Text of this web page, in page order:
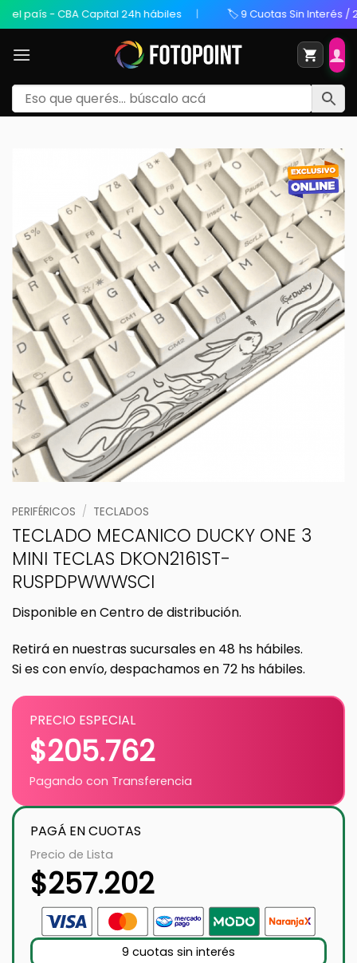
- CBA Capital 24h hábiles 🏷️ 9 Cuotas Sin Interés / 20%
PERIFÉRICOS / TECLADOS
TECLADO MECANICO DUCKY ONE 3
MINI TECLAS DKON2161ST-
RUSPDPWWWSCI
Disponible en Centro de distribución.
Retirá en nuestras sucursales en 48 hs hábiles.
Si es con envío, despachamos en 72 hs hábiles.
PRECIO ESPECIAL
$205.762
Pagando con Transferencia
PAGÁ EN CUOTAS
Precio de Lista
$257.202
9 cuotas sin interés